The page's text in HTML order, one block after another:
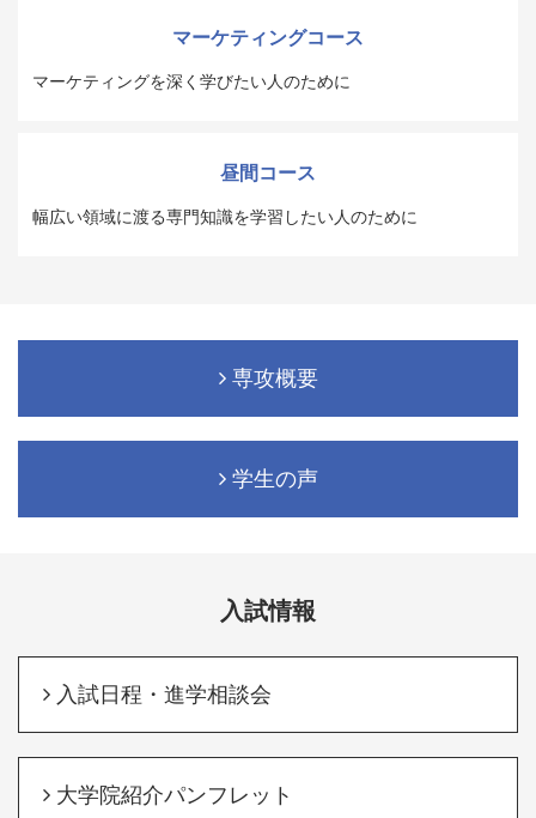
マーケティングコース
マーケティングを深く学びたい人のために
昼間コース
幅広い領域に渡る専門知識を学習したい人のために
専攻概要
学生の声
入試情報
入試日程・進学相談会
大学院紹介パンフレット